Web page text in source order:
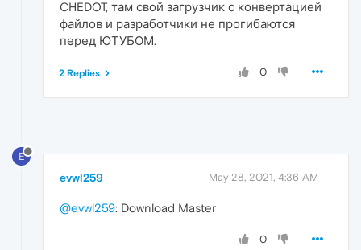
CHEDOT, там свой загрузчик с конвертацией
файлов и разработчики не прогибаются
перед ЮТУБОМ.
0
2 Replies
E
evwl259 May 28, 2021, 4:36 AM
@evwl259: Download Master
0